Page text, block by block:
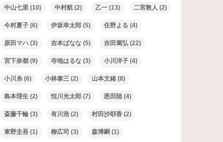
中山七里 (10) 中村航 (2) 乙一 (13) 二宮敦人 (2)
今村夏子 (6) 伊坂幸太郎 (5) 住野よる (4)
原田マハ (3) 吉本ばなな (5) 吉田篤弘 (22)
宮下奈都 (9) 寺地はるな (3) 小川洋子 (4)
小川糸 (6) 小林泰三 (2) 山本文緒 (8)
島本理生 (2) 恒川光太郎 (7) 恩田陸 (4)
斎藤千輪 (3) 有川浩 (2) 村田沙耶香 (2)
東野圭吾 (1) 柳広司 (3) 森博嗣 (1)